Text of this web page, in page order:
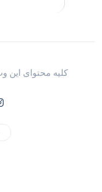
کلیه محتوای این